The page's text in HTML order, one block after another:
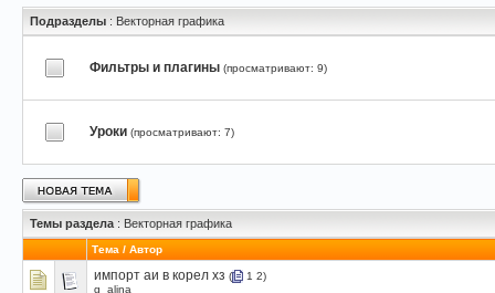
Подразделы : Векторная графика
Фильтры и плагины (просматривают: 9)
Уроки (просматривают: 7)
Темы раздела : Векторная графика
Тема / Автор
импорт аи в корел хз ( 1 2)
g_alina